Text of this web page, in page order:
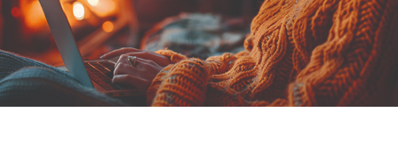
Regulaminy